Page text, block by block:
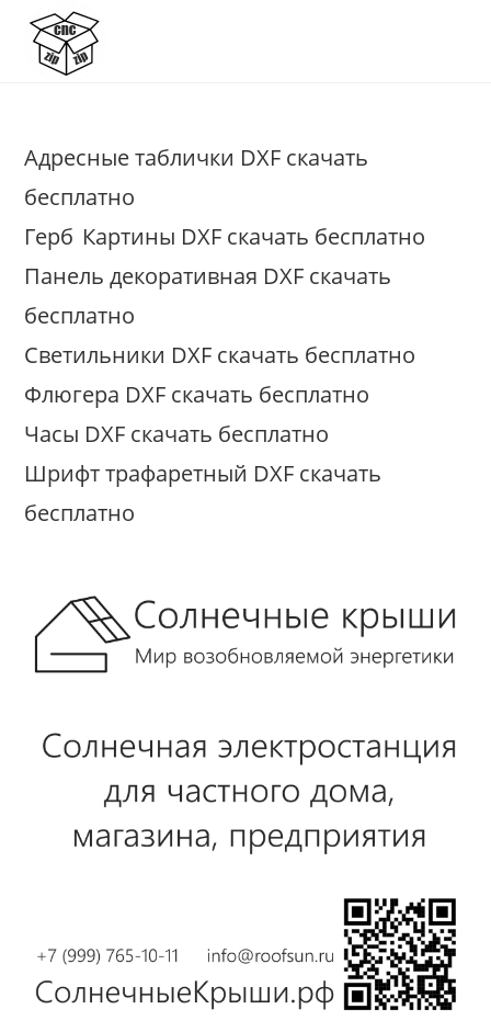
Перейти
содержимому
Адресные таблички DXF скачать
бесплатно
Герб Картины DXF скачать бесплатно
Панель декоративная DXF скачать
бесплатно
Светильники DXF скачать бесплатно
Флюгера DXF скачать бесплатно
Часы DXF скачать бесплатно
Шрифт трафаретный DXF скачать
бесплатно